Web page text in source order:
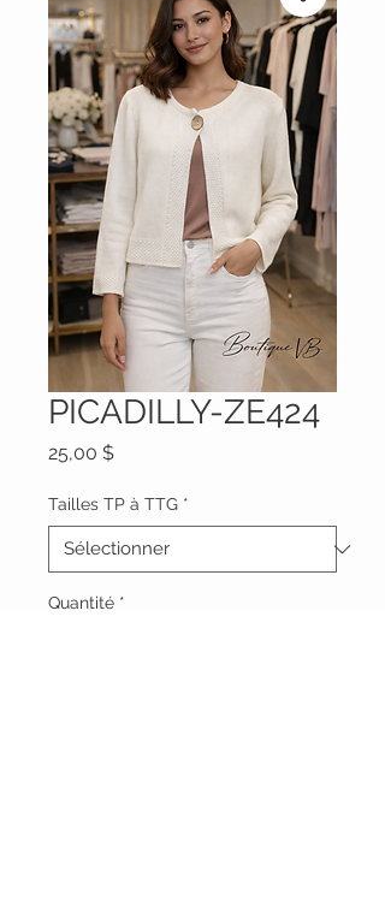
PICADILLY-ZE424
25,00 $Prix
Tailles TP à TTG *
Quantité *